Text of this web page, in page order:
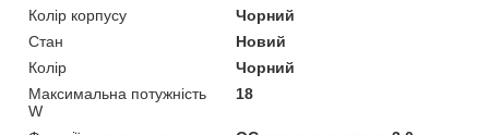
Колір корпусу
Чорний
Стан
Новий
Колір
Чорний
Максимальна потужність
W
18